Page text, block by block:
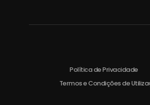
Política de Privacidade
Termos e Condições de